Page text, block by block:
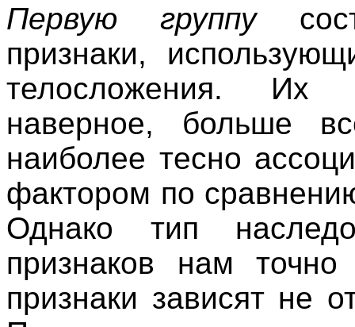
Первую группу
признаки,
телосложения. Их
наверное, больше
наиболее тесно
фактором по
Однако тип
признаков нам точно
признаки зависят не